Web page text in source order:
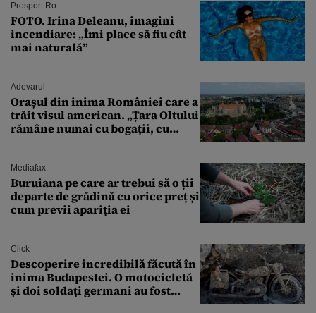
Prosport.ro
FOTO. Irina Deleanu, imagini
incendiare: „Îmi place să fiu cât
mai naturală”
Adevarul
Orașul din inima României care a
trăit visul american. „Țara Oltului
rămâne numai cu bogații, cu
Mediafax
Buruiana pe care ar trebui să o ții
departe de grădină cu orice preț și
cum previi apariția ei
Click
Descoperire incredibilă făcută în
inima Budapestei. O motocicletă
și doi soldați germani au fost